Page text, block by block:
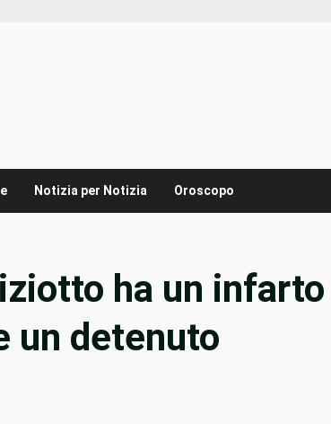
Notizia per Notizia Oroscopo
ha un infarto
un detenuto